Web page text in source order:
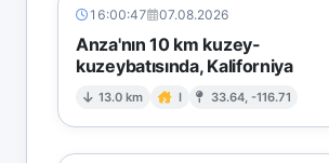
16:00:47 07.08.2026
Anza'nın 10 km kuzey-
kuzeybatısında, Kaliforniya
13.0 km I 33.64, -116.71